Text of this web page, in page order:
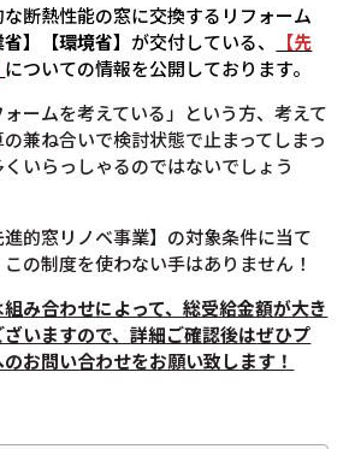
断熱性能の窓に交換するリフォーム
省】【環境省】 が交付している、
【先
についての情報を公開しております。
ームを考えている」という方、考えて
兼ね合いで検討状態で止まってしまっ
いらっしゃるのではないでしょう
的窓リノベ事業】の対象条件に当て
の制度を使わない手はありません！
み合わせによって、総受給金額が大き
いますので、詳細ご確認後はぜひプ
お問い合わせをお願い致します！